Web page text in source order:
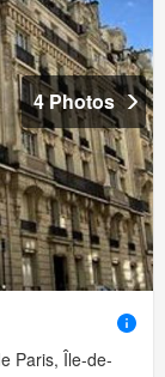
4 Photos
Paris, Île-de-